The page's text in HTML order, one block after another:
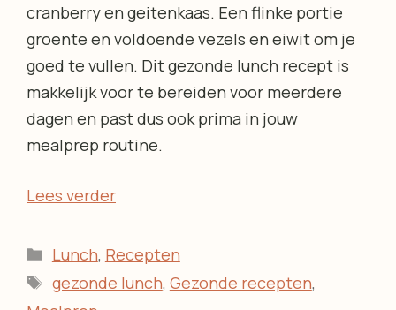
cranberry en geitenkaas. Een flinke portie
groente en voldoende vezels en eiwit om je
goed te vullen. Dit gezonde lunch recept is
makkelijk voor te bereiden voor meerdere
dagen en past dus ook prima in jouw
mealprep routine.
Lees verder
Categorieën
Lunch, Recepten
Tags
gezonde lunch, Gezonde recepten,